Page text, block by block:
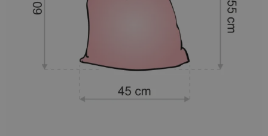
Materiał, z którego powstały, jest piękny (charakteryzuje się
interesującą, delikatnie prążkowaną strukturą) i wyjątkowo
trwały (został wzmocniony warstwą bawełnianej siatki).
Woreczki posiadająmocne szwy
i uszyliśmy je z wysokiej
jakości weluru, który nie mechaci się, charakteryzuje się
wysoką odpornością na ścieranie i nie blaknie pod wpływem